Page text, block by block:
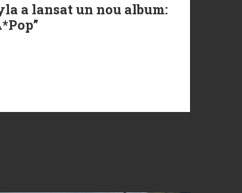
a lansat un nou album: